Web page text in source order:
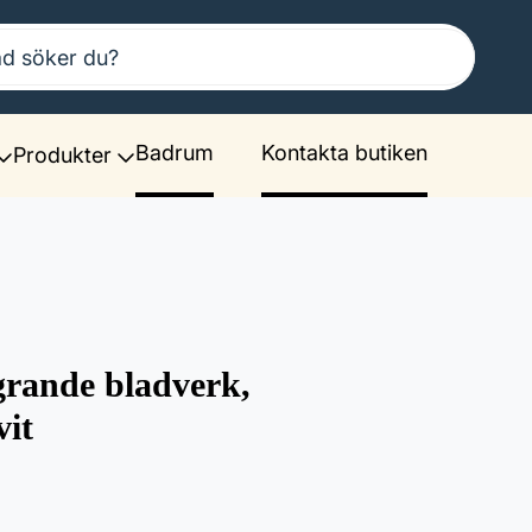
Produkter Badrum Kontakta butiken
bladverk,